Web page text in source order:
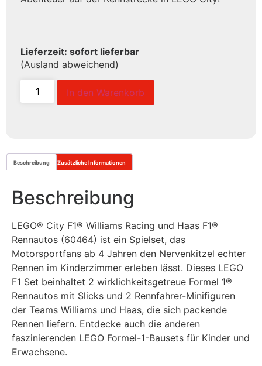
Lieferzeit: sofort lieferbar
(Ausland abweichend)
In den Warenkorb
Beschreibung Zusätzliche Informationen
Beschreibung
LEGO® City F1® Williams Racing und Haas F1®
Rennautos (60464) ist ein Spielset, das
Motorsportfans ab 4 Jahren den Nervenkitzel echter
Rennen im Kinderzimmer erleben lässt. Dieses LEGO
F1 Set beinhaltet 2 wirklichkeitsgetreue Formel 1®
Rennautos mit Slicks und 2 Rennfahrer-Minifiguren
der Teams Williams und Haas, die sich packende
Rennen liefern. Entdecke auch die anderen
faszinierenden LEGO Formel-1-Bausets für Kinder und
Erwachsene.